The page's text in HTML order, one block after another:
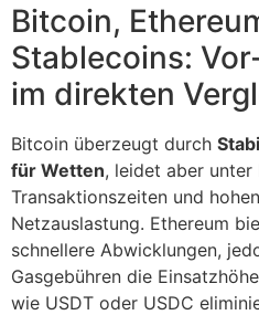
Bitcoin,
Stablecoins:
im direkten
Bitcoin überzeugt durch
für Wetten, leidet aber unter
Transaktionszeiten und
Netzauslastung. Ethereum
schnellere Abwicklungen,
Gasgebühren die
wie USDT oder USDC